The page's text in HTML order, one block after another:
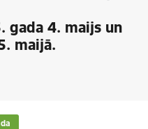
gada 4. maijs un
maijā.